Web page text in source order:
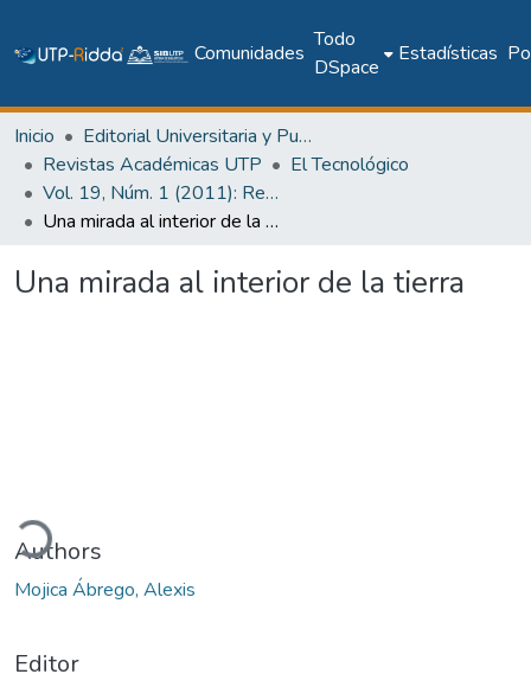
Comunidades
Todo
DSpace
Estadísticas
Inicio
Editorial Universitaria y Publicaciones Seriadas
Revistas Académicas UTP
El Tecnológico
Vol. 19, Núm. 1 (2011): Revista EL TECNOLÓGICO
Una mirada al interior de la tierra
Una mirada al interior de la tierra
Authors
Mojica Ábrego, Alexis
Editor